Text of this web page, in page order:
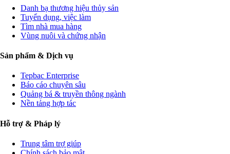
Danh bạ thương hiệu thủy sản
Tuyển dụng, việc làm
Tìm nhà mua hàng
Vùng nuôi và chứng nhận
Sản phẩm & Dịch vụ
Tepbac Enterprise
Báo cáo chuyên sâu
Quảng bá & truyền thông ngành
Nền tảng hợp tác
Hỗ trợ & Pháp lý
Trung tâm trợ giúp